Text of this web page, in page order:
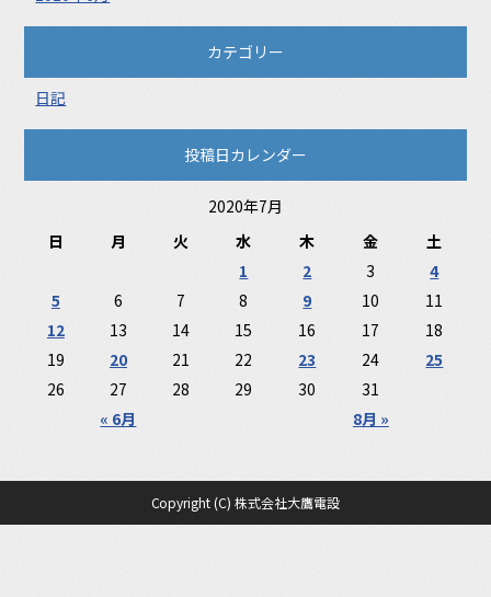
カテゴリー
日記
投稿日カレンダー
2020年7月
日
月 火 水 木 金 土
« 6月 8月 »
1 2 3
4
5
6 7 8 9 10
11
12
13 14 15 16 17
18
19
20 21 22 23 24
25
26
27 28 29 30 31
Copyright (C) 株式会社大鷹電設